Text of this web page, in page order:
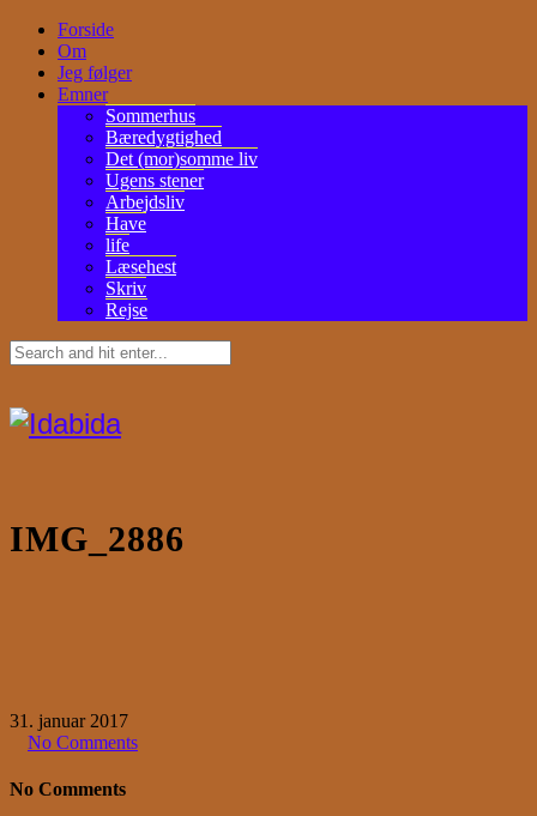
Forside
Om
Jeg følger
Emner
Sommerhus
Bæredygtighed
Det (mor)somme liv
Ugens stener
Arbejdsliv
Have
life
Læsehest
Skriv
Rejse
IMG_2886
31. januar 2017
No Comments
No Comments